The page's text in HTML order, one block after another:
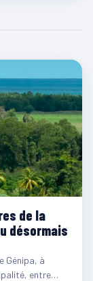
de la
désormais
Génipa, à
entre…